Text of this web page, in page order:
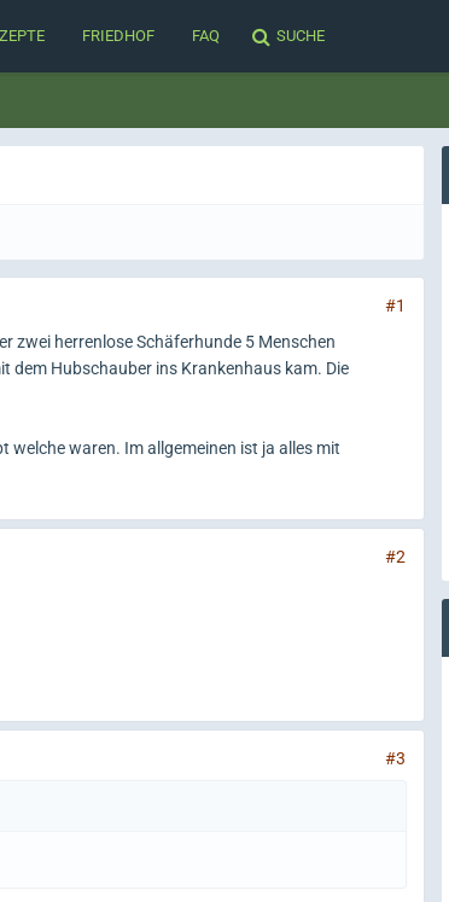
FRIEDHOF FAQ SUCHE
#1
zwei herrenlose Schäferhunde 5 Menschen
dem Hubschauber ins Krankenhaus kam. Die
welche waren. Im allgemeinen ist ja alles mit
#2
#3